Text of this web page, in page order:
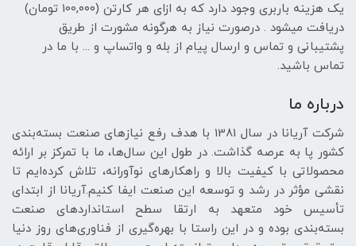
یک هزینه باربری وجود دارد که به ازای هر کارتن (100,۰۰۰ تومان)
دریافت میشود . درصورت نیاز به هرگونه مشورت از طریق
پشتیبانی و تماس و ارسال پیام از بله و واتساپ و ... با ما در
تماس باشید.
درباره ما
شرکت آریانا در سال 1381 با هدف رفع نیازهای صنعت بسته‌بندی
کشور پا به عرصه گذاشت. در طول این سال‌ها، ما با تمرکز بر ارائه
محصولاتی با کیفیت بالا و راهکارهای نوآورانه، تلاش کرده‌ایم تا
نقشی مؤثر در رشد و توسعه این صنعت ایفا کنیم.آریانا از ابتدای
تأسیس خود متعهد به ارتقا سطح استانداردهای صنعت
بسته‌بندی بوده و در این راستا با بهره‌گیری از فناوری‌های روز دنیا